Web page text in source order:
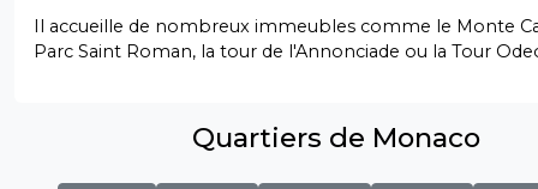
Il accueille de nombreux immeubles comme le Monte
Parc Saint Roman, la tour de l'Annonciade ou la Tour
Quartiers de Monaco